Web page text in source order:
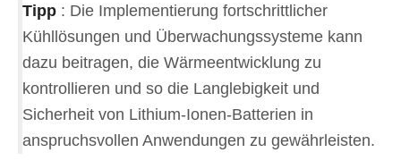
Tipp : Die Implementierung fortschrittlicher
Kühllösungen und Überwachungssysteme kann
dazu beitragen, die Wärmeentwicklung zu
kontrollieren und so die Langlebigkeit und
Sicherheit von Lithium-Ionen-Batterien in
anspruchsvollen Anwendungen zu gewährleisten.